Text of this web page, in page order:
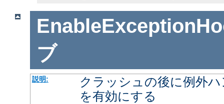
ブ
説明:
クラッシュの後に例外
を有効にする